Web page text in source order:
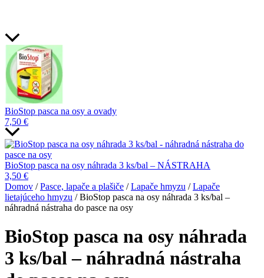
BioStop pasca na osy a ovady
7,50 €
BioStop pasca na osy náhrada 3 ks/bal – NÁSTRAHA
3,50 €
Domov /Pasce, lapače a plašiče /Lapače hmyzu /Lapače
lietajúceho hmyzu / BioStop pasca na osy náhrada 3 ks/bal –
náhradná nástraha do pasce na osy
BioStop pasca na osy náhrada
3 ks/bal – náhradná nástraha